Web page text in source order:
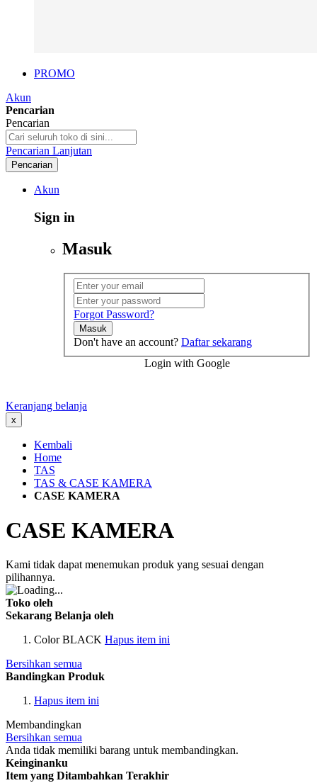
PROMO
Akun
Pencarian
Pencarian
Pencarian Lanjutan
Pencarian
Akun
Sign in
Masuk
Forgot Password?
Masuk
Don't have an account? Daftar sekarang
Login with Google
Keranjang belanja
x
Kembali
Home
TAS
TAS & CASE KAMERA
CASE KAMERA
CASE KAMERA
Kami tidak dapat menemukan produk yang sesuai dengan
pilihannya.
Toko oleh
Sekarang Belanja oleh
Color BLACK Hapus item ini
Bersihkan semua
Bandingkan Produk
Hapus item ini
Membandingkan
Bersihkan semua
Anda tidak memiliki barang untuk membandingkan.
Keinginanku
Item yang Ditambahkan Terakhir